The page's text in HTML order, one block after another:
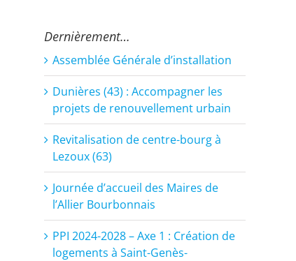
Dernièrement…
Assemblée Générale d’installation
Dunières (43) : Accompagner les
projets de renouvellement urbain
Revitalisation de centre-bourg à
Lezoux (63)
Journée d’accueil des Maires de
l’Allier Bourbonnais
PPI 2024-2028 – Axe 1 : Création de
logements à Saint-Genès-